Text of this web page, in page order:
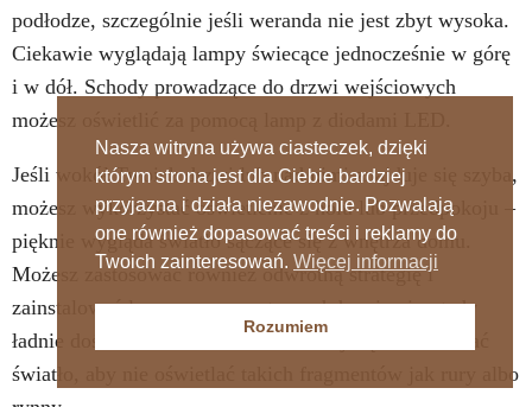
podłodze, szczególnie jeśli weranda nie jest zbyt wysoka.
Ciekawie wyglądają lampy świecące jednocześnie w górę
i w dół. Schody prowadzące do drzwi wejściowych
możesz oświetlić za pomocą lamp z diodami LED.
Jeśli wokół Twoich drzwi lub nad nimi znajduje się szyba,
możesz wykorzystać oświetlenie z holu lub przedpokoju –
pięknie wygląda światło sączące się z wnętrza domu.
Możesz zastosować również odwrotną strategię i
zainstalować lampę na zewnątrz nad drzwiami, wtedy
ładnie doświetli środek domu. Postaraj się tak ustawiać
światło, aby nie oświetlać takich fragmentów jak rury albo
Nasza witryna używa ciasteczek, dzięki
którym strona jest dla Ciebie bardziej
przyjazna i działa niezawodnie. Pozwalają
one również dopasować treści i reklamy do
Twoich zainteresowań. Więcej informacji
Rozumiem